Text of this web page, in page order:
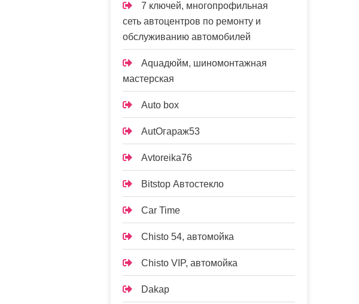
7 ключей, многопрофильная
сеть автоцентров по ремонту и
обслуживанию автомобилей
Aquaдюйм, шиномонтажная
мастерская
Auto box
AutOгараж53
Avtoreika76
Bitstop Автостекло
Car Time
Chisto 54, автомойка
Chisto VIP, автомойка
Dakap